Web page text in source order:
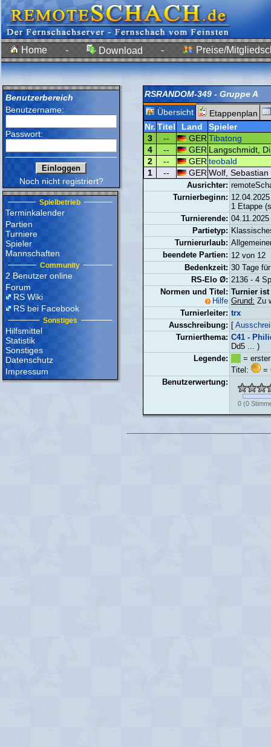
Home - Download - Preise/
Benutzerbereich
Benutzername:
Passwort:
Noch nicht registriert?
Spielbetrieb
Terminkalender
Partien
Turniere
Spieler
Mannschaften
Community
2 Benutzer online
Forum
RS Wiki
RS bei Facebook
Sonstiges
Hilfsmittel
Statistik
Sonstiges
Datenschutz
Impressum
RSRANDOM-349 - Gruppe A
Übersicht
Etappenplan
Nr. Titel Land
Spieler
3
-- GER Tibatong
4
-- GER Langschmidt,
2
-- GER teobald
1
-- GER Wolf, Sebastian
Ausrichter:
Turnierbeginn:
1 Etappe
Turnierende:
Partietyp:
Turnierurlaub:
beendete Partien: 12 von
Bedenkzeit: 30 Tage
RS-Elo Ø: 2136 - 4
Normen und Titel:
Hilfe
Turnier
Grund: Zu
Turnierleiter: trx
Ausschreibung: [
Turnierthema: C41 -
Dd5 ... )
Legende:
=
Titel:
=
Benutzerwertung:
0 (0